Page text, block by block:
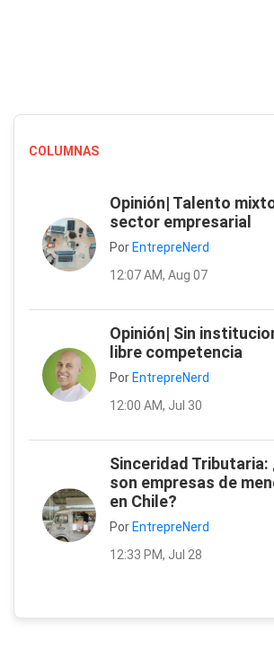
COLUMNAS
Opinión| Talento
sector empresarial
Por EntrepreNerd
12:07 AM, Aug 07
Opinión| Sin
libre competencia
Por EntrepreNerd
12:00 AM, Jul 30
Sinceridad Tributaria:
son empresas de
en Chile?
Por EntrepreNerd
12:33 PM, Jul 28